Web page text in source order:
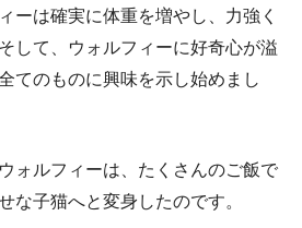
ーは確実に体重を増やし、力強く
して、ウォルフィーに好奇心が溢
てのものに興味を示し始めまし
ォルフィーは、たくさんのご飯で
な子猫へと変身したのです。